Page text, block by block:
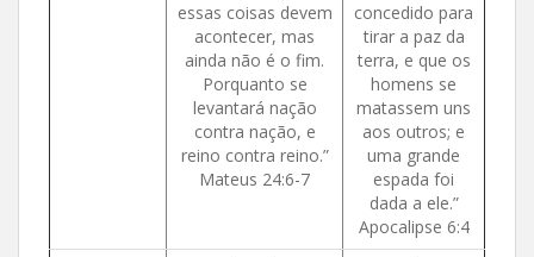
essas coisas devem
acontecer, mas
ainda não é o fim.
Porquanto se
levantará nação
contra nação, e
reino contra reino.”
Mateus 24:6-7
concedido para
tirar a paz da
terra, e que os
homens se
matassem uns
aos outros; e
uma grande
espada foi
dada a ele.”
Apocalipse 6:4